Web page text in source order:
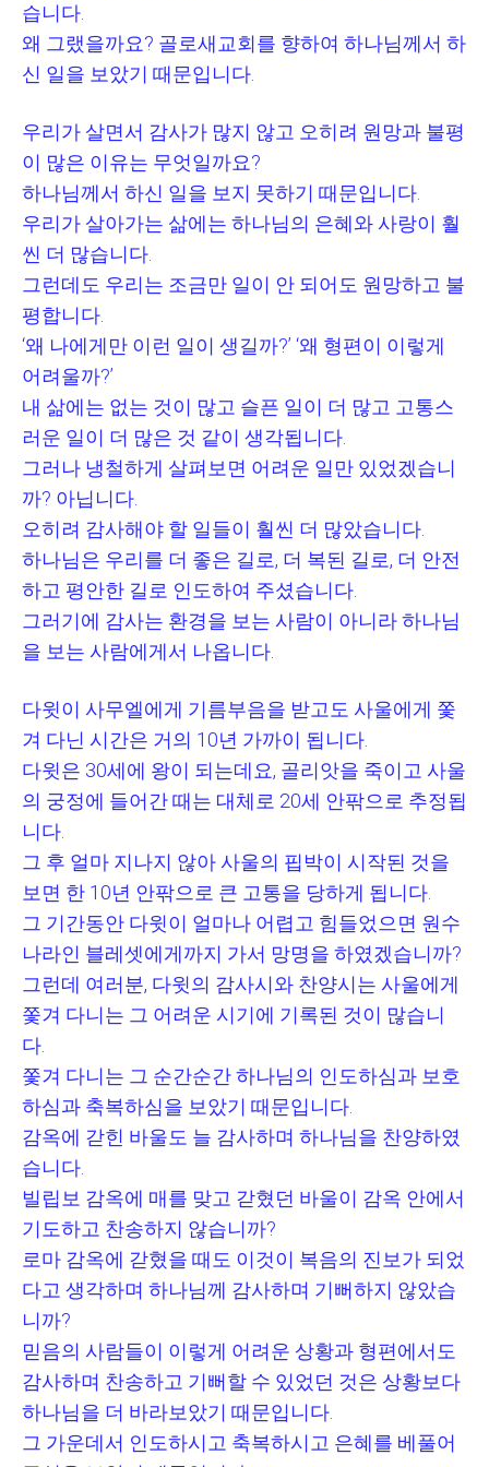
습니다
왜 그랬을까요? 골로새교회를 향하여 하나님께서 하
신 일을 보았기 때문입니다
우리가 살면서 감사가 많지 않고 오히려 원망과 불평
이 많은 이유는 무엇일까요?
하나님께서 하신 일을 보지 못하기 때문입니다
우리가 살아가는 삶에는 하나님의 은혜와 사랑이 훨
씬 더 많습니다
그런데도 우리는 조금만 일이 안 되어도 원망하고 불
평합니다
‘왜 나에게만 이런 일이 생길까?’ ‘왜 형편이 이렇게
어려울까?’
내 삶에는 없는 것이 많고 슬픈 일이 더 많고 고통스
러운 일이 더 많은 것 같이 생각됩니다
그러나 냉철하게 살펴보면 어려운 일만 있었겠습니
까? 아닙니다
오히려 감사해야 할 일들이 훨씬 더 많았습니다
하나님은 우리를 더 좋은 길로, 더 복된 길로, 더 안전
하고 평안한 길로 인도하여 주셨습니다
그러기에 감사는 환경을 보는 사람이 아니라 하나님
을 보는 사람에게서 나옵니다
다윗이 사무엘에게 기름부음을 받고도 사울에게 쫓
겨 다닌 시간은 거의 10년 가까이 됩니다
다윗은 30세에 왕이 되는데요, 골리앗을 죽이고 사울
의 궁정에 들어간 때는 대체로 20세 안팎으로 추정됩
니다
그 후 얼마 지나지 않아 사울의 핍박이 시작된 것을
보면 한 10년 안팎으로 큰 고통을 당하게 됩니다
그 기간동안 다윗이 얼마나 어렵고 힘들었으면 원수
나라인 블레셋에게까지 가서 망명을 하였겠습니까?
그런데 여러분, 다윗의 감사시와 찬양시는 사울에게
쫓겨 다니는 그 어려운 시기에 기록된 것이 많습니
다
쫓겨 다니는 그 순간순간 하나님의 인도하심과 보호
하심과 축복하심을 보았기 때문입니다
감옥에 갇힌 바울도 늘 감사하며 하나님을 찬양하였
습니다
빌립보 감옥에 매를 맞고 갇혔던 바울이 감옥 안에서
기도하고 찬송하지 않습니까?
로마 감옥에 갇혔을 때도 이것이 복음의 진보가 되었
다고 생각하며 하나님께 감사하며 기뻐하지 않았습
니까?
믿음의 사람들이 이렇게 어려운 상황과 형편에서도
감사하며 찬송하고 기뻐할 수 있었던 것은 상황보다
하나님을 더 바라보았기 때문입니다
그 가운데서 인도하시고 축복하시고 은혜를 베풀어